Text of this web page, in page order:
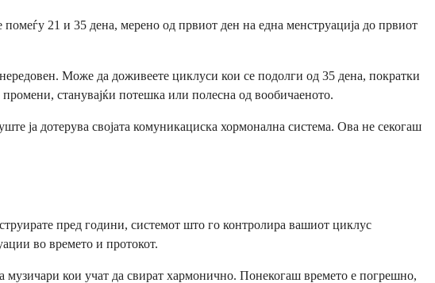
21 и 35 дена, мерено од првиот ден на една менструација до првиот
Може да доживеете циклуси кои се подолги од 35 дена, пократки
станувајќи потешка или полесна од вообичаеното.
ја дотерува својата комуникациска хормонална система. Ова не секогаш
пред години, системот што го контролира вашиот циклус
во времето и протокот.
музичари кои учат да свират хармонично. Понекогаш времето е погрешно,